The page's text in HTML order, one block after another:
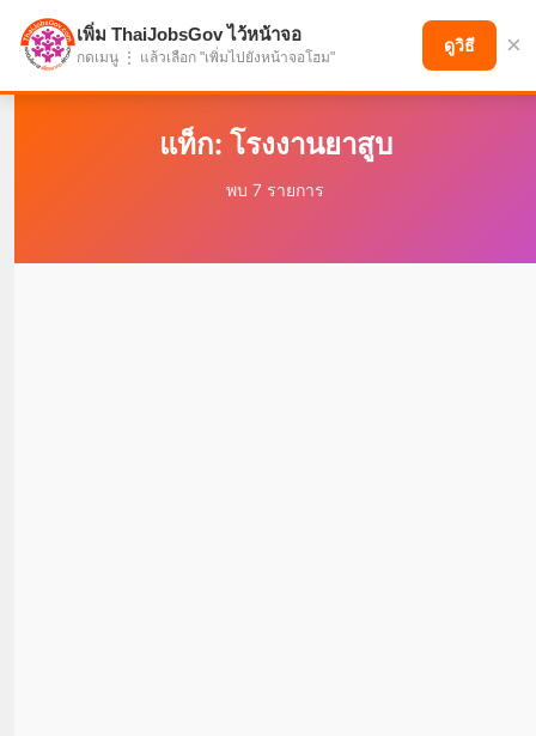
แบ่งปันโอกาส เพื่ออนาคตที่ก้าวหน้า
แท็ก: โรงงานยาสูบ
พบ 7 รายการ
เพิ่ม ThaiJobsGov ไว้หน้าจอ
กดเมนู ⋮ แล้วเลือก "เพิ่มไปยังหน้าจอโฮม"
ดูวิธี ×